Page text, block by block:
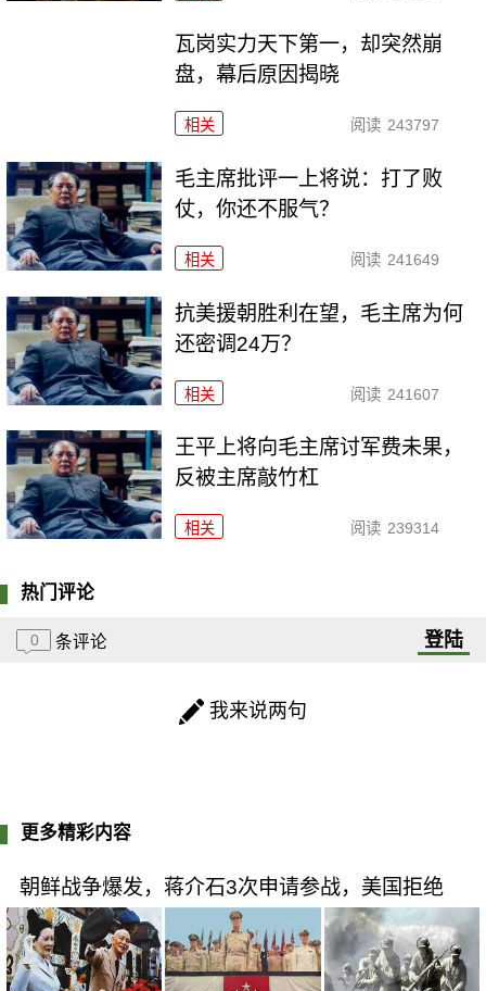
瓦岗实力天下第一，却突然崩
盘，幕后原因揭晓
相关 阅读 243797
毛主席批评一上将说：打了败
仗，你还不服气？
相关 阅读 241649
抗美援朝胜利在望，毛主席为何
还密调24万？
相关 阅读 241607
王平上将向毛主席讨军费未果，
反被主席敲竹杠
相关 阅读 239314
热门评论
0 条评论 登陆
我来说两句
更多精彩内容
朝鲜战争爆发，蒋介石3次申请参战，美国拒绝